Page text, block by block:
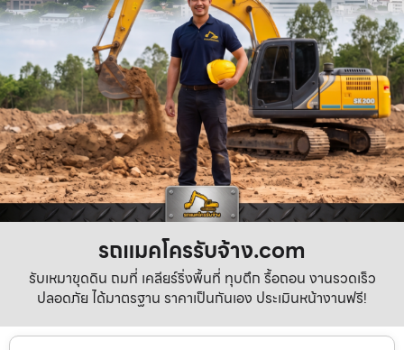
รถแมคโครรับจ้าง.com
รับเหมาขุดดิน ถมที่ เคลียร์ริ่งพื้นที่ ทุบตึก รื้อถอน งานรวดเร็ว
ปลอดภัย ได้มาตรฐาน ราคาเป็นกันเอง ประเมินหน้างานฟรี!